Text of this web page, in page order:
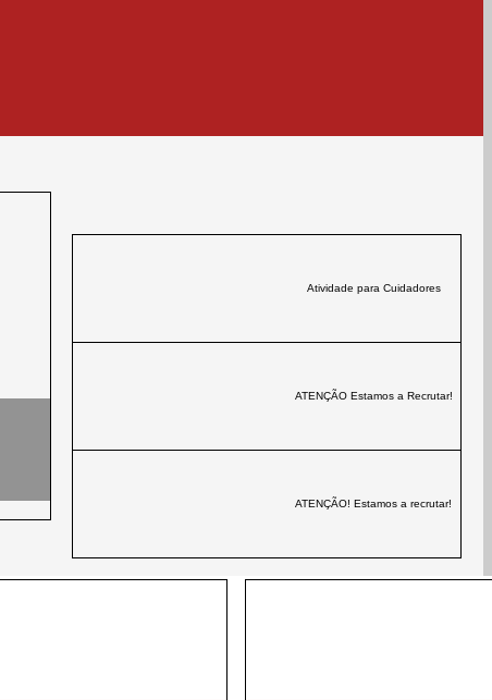
Atividade para Cuidadores
ATENÇÃO Estamos a Recrutar!
ATENÇÃO! Estamos a recrutar!